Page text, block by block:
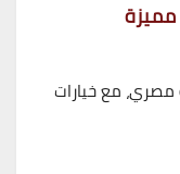
، مع خيارات